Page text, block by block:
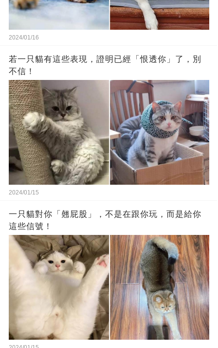
2024/01/16
若一只貓有這些表現，證明已經「恨透你」了，別
不信！
2024/01/15
一只貓對你「翹屁股」，不是在跟你玩，而是給你
這些信號！